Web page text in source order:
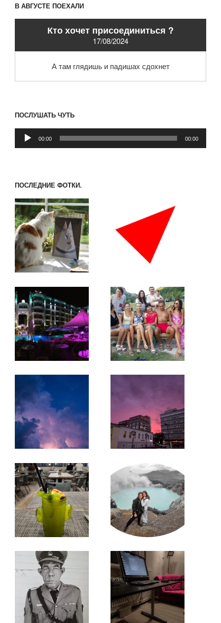
В АВГУСТЕ ПОЕХАЛИ
Кто хочет присоединиться ?
17/08/2024
А там глядишь и падишах сдохнет
ПОСЛУШАТЬ ЧУТЬ
Аудиоплеер
00:00 00:00
ПОСЛЕДНИЕ ФОТКИ.